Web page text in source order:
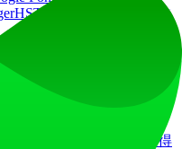
HSTS
チし、アップ投票を獲得